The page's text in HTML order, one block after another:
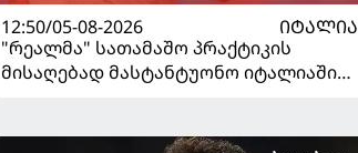
12:50/05-08-2026
ᲘᲢᲐᲚᲘᲐ
"რეალმა" სათამაშო პრაქტიკის
მისაღებად მასტანტუონო იტალიაში